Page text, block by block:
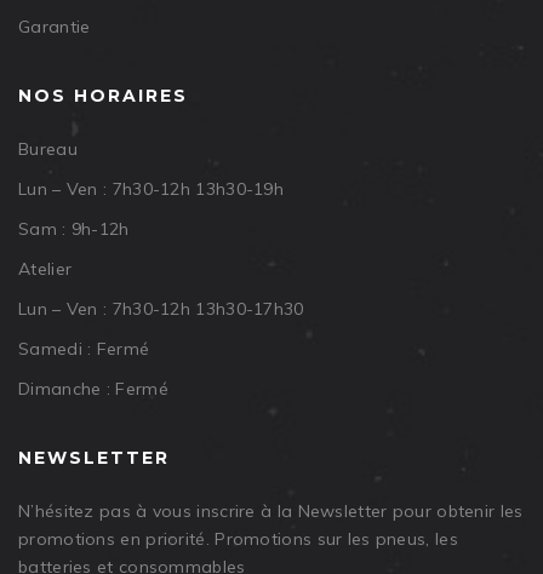
Garantie
NOS HORAIRES
Bureau
Lun – Ven : 7h30-12h 13h30-19h
Sam : 9h-12h
Atelier
Lun – Ven : 7h30-12h 13h30-17h30
Samedi : Fermé
Dimanche : Fermé
NEWSLETTER
N’hésitez pas à vous inscrire à la Newsletter pour obtenir les
promotions en priorité. Promotions sur les pneus, les
batteries et consommables